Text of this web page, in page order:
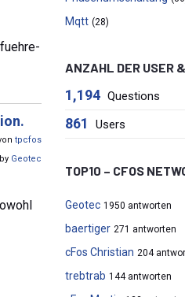
tpcfos
Geotec
Mqtt (28)
ANZAHL DER USER
1,194 Questions
861 Users
TOP10 – CFOS
Geotec 1950 antworten
baertiger 271 antworten
cFos Christian 204
trebtrab 144 antworten